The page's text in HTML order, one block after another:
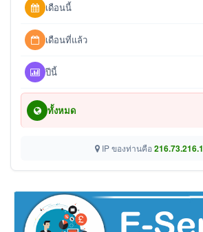
เดือนนี้
เดือนที่แล้ว
ปีนี้
ทั้งหมด
IP ของท่านคือ